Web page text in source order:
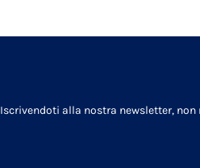
Iscrivendoti alla nostra newsletter,